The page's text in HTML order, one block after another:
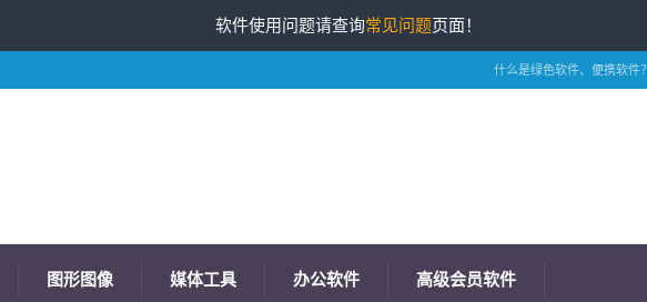
什么是绿色软件、便携软件？
图形图像 媒体工具 办公软件 高级会员软件
软件使用问题请查询常见问题页面！